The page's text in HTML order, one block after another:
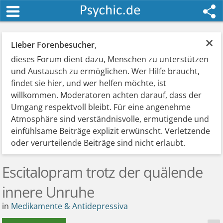
×
Lieber Forenbesucher,
dieses Forum dient dazu, Menschen zu unterstützen
und Austausch zu ermöglichen. Wer Hilfe braucht,
findet sie hier, und wer helfen möchte, ist
willkommen. Moderatoren achten darauf, dass der
Umgang respektvoll bleibt. Für eine angenehme
Atmosphäre sind verständnisvolle, ermutigende und
einfühlsame Beiträge explizit erwünscht. Verletzende
oder verurteilende Beiträge sind nicht erlaubt.
Escitalopram trotz der quälende
innere Unruhe
in Medikamente & Antidepressiva